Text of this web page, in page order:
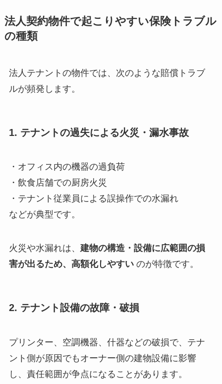
法人契約物件で起こりやすい保険トラブル
の種類
法人テナントの物件では、次のような賠償トラブ
ルが頻発します。
1. テナントの過失による火災・漏水事故
・オフィス内の機器の過負荷
・飲食店舗での厨房火災
・テナント従業員による誤操作での水漏れ
などが典型です。
火災や水漏れは、 建物の構造・設備に広範囲の損
害が出るため、高額化しやすいのが特徴です。
2. テナント設備の故障・破損
プリンター、空調機器、什器などの破損で、テナ
ント側が原因でもオーナー側の建物設備に影響
し、責任範囲が争点になることがあります。